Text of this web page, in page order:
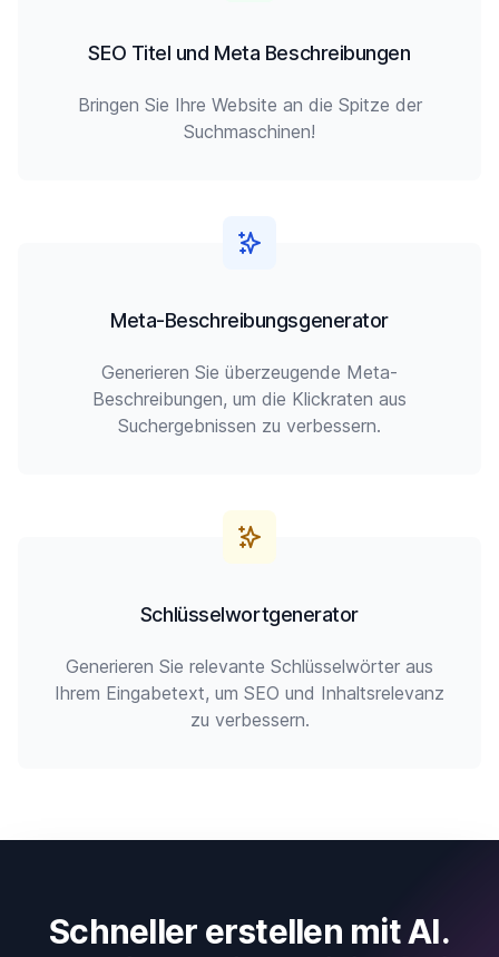
SEO Titel und Meta Beschreibungen
Bringen Sie Ihre Website an die Spitze der
Suchmaschinen!
Meta-Beschreibungsgenerator
Generieren Sie überzeugende Meta-
Beschreibungen, um die Klickraten aus
Suchergebnissen zu verbessern.
Schlüsselwortgenerator
Generieren Sie relevante Schlüsselwörter aus
Ihrem Eingabetext, um SEO und Inhaltsrelevanz
zu verbessern.
Schneller erstellen mit AI.